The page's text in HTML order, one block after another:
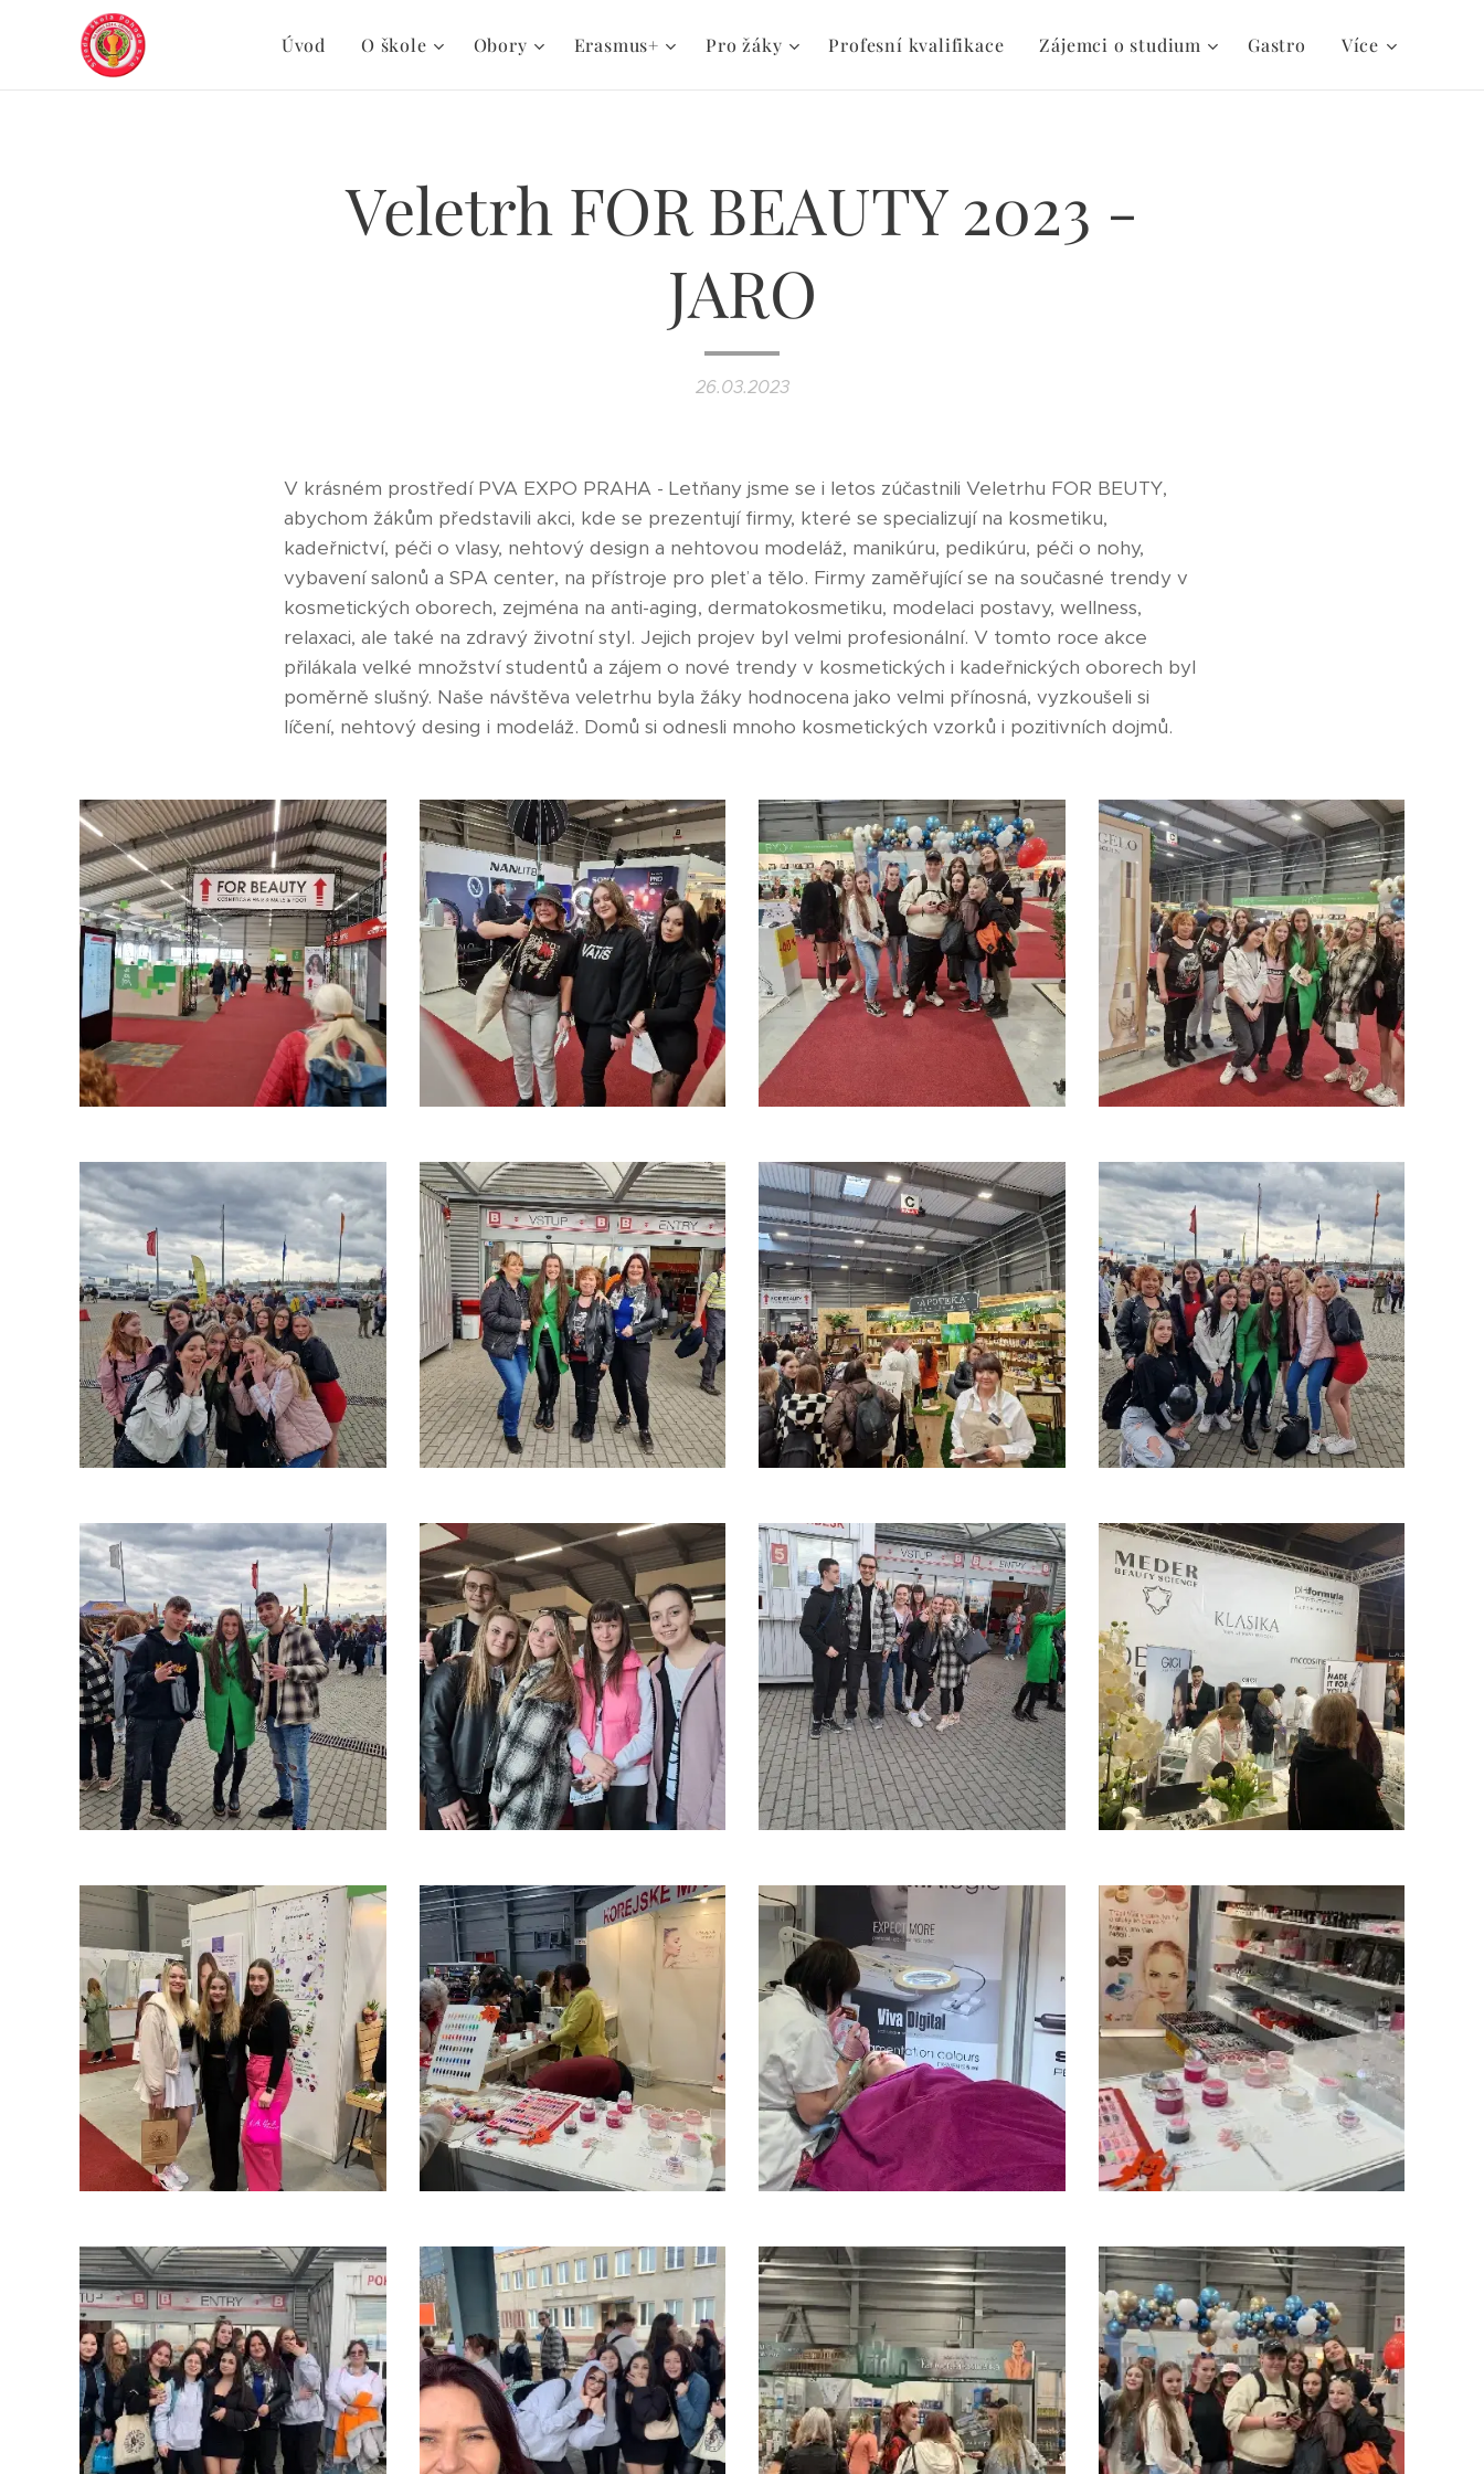
Úvod O škole Obory Erasmus+ Pro žáky Profesní kvalifikace Zájemci o studium Gastro Více
Veletrh FOR BEAUTY 2023 -
JARO
26.03.2023
V krásném prostředí PVA EXPO PRAHA - Letňany jsme se i letos zúčastnili Veletrhu FOR BEUTY,
abychom žákům představili akci, kde se prezentují firmy, které se specializují na kosmetiku,
kadeřnictví, péči o vlasy, nehtový design a nehtovou modeláž, manikúru, pedikúru, péči o nohy,
vybavení salonů a SPA center, na přístroje pro pleť a tělo. Firmy zaměřující se na současné trendy v
kosmetických oborech, zejména na anti-aging, dermatokosmetiku, modelaci postavy, wellness,
relaxaci, ale také na zdravý životní styl. Jejich projev byl velmi profesionální. V tomto roce akce
přilákala velké množství studentů a zájem o nové trendy v kosmetických i kadeřnických oborech byl
poměrně slušný. Naše návštěva veletrhu byla žáky hodnocena jako velmi přínosná, vyzkoušeli si
líčení, nehtový desing i modeláž. Domů si odnesli mnoho kosmetických vzorků i pozitivních dojmů.